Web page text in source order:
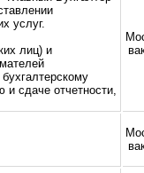
услуг.
лиц) и
сдаче отчетности,